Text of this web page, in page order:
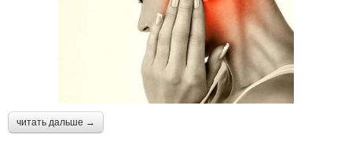
читать дальше →